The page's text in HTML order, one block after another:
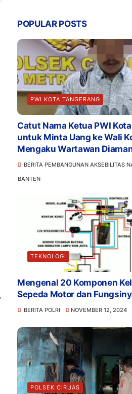
POPULAR POSTS
PWI KOTA TANGERANG
Catut Nama Ketua PWI
untuk Minta Uang ke Wali
Mengaku Wartawan
BERITA PEMBANGUNAN AKSEBILITAS
BANTEN
TEKNOLOGI
Mengenal 20 Komponen
Sepeda Motor dan
BERITA POLRI NOVEMBER 12, 2024
POLSEK CIRUAS